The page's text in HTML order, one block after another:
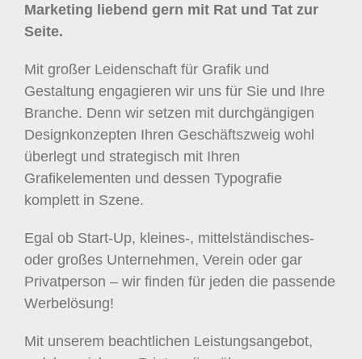
Marketing liebend gern mit Rat und Tat zur
Seite.
Mit großer Leidenschaft für Grafik und
Gestaltung engagieren wir uns für Sie und Ihre
Branche. Denn wir setzen mit durchgängigen
Designkonzepten Ihren Geschäftszweig wohl
überlegt und strategisch mit Ihren
Grafikelementen und dessen Typografie
komplett in Szene.
Egal ob Start-Up, kleines-, mittelständisches-
oder großes Unternehmen, Verein oder gar
Privatperson – wir finden für jeden die passende
Werbelösung!
Mit unserem beachtlichen Leistungsangebot,